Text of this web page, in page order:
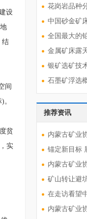
设
结
间
贫
实
花岗岩品种
中国砂金矿
全国最大的
金属矿床露
银矿选矿技
石墨矿浮选
推荐资讯
内蒙古矿业
锚定新目标
内蒙古矿业
矿山转让避
在走访看望
内蒙古矿业